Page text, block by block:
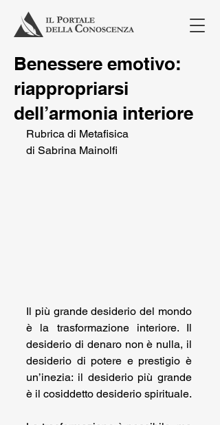
Benessere emotivo:
riappropriarsi
dell’armonia interiore
Rubrica di Metafisica
di Sabrina Mainolfi
Il più grande desiderio del mondo
è la trasformazione interiore. Il
desiderio di denaro non è nulla, il
desiderio di potere e prestigio è
un’inezia: il desiderio più grande